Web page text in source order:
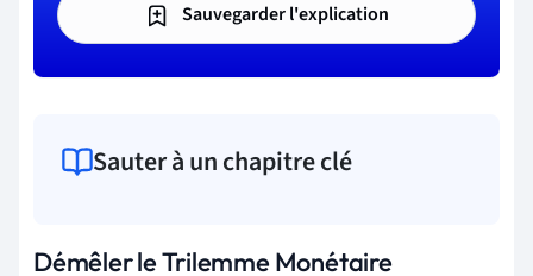
Sauvegarder l'explication
Sauter à un chapitre clé
Démêler le Trilemme Monétaire